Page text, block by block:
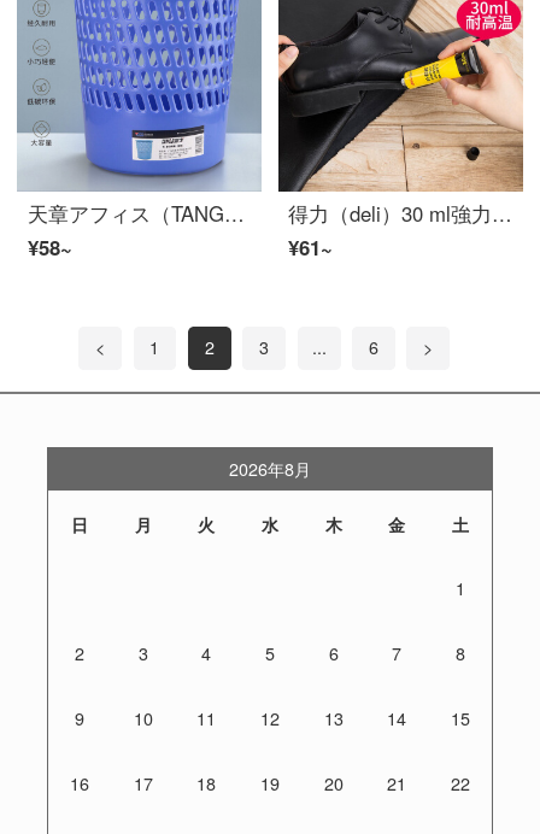
天章アフィス（TANGO）ゴミ箱のプラスチックの実色オフスのゴミかご/オフーディの台所のトイレのリビングにあるプラスチックのゴミ箱/255 mmの直径の青いオーフの用品
¥58~
得力（deli）30 ml強力補靴接着剤単支装-53572
¥61~
< 1 2 3 ... 6 >
2026年8月
日 月 火 水 木 金 土
1
2 3 4 5 6 7 8
9 10 11 12 13 14 15
16 17 18 19 20 21 22